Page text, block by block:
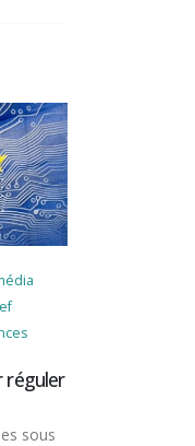
Vidéo
MultiMédia
les